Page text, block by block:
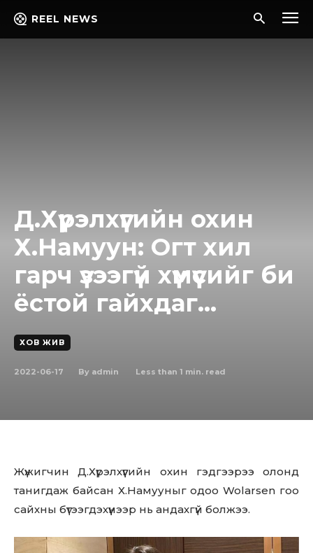
REEL NEWS
Д.Хүрэлхүүгийн охин
Х.Намуун: Огт хил
гарч үзээгүй хүмүүсийг би
ёстой гайхдаг…
ХОВ ЖИВ
2022-06-17 By admin Less than 1 min. read
Жүжигчин Д.Хүрэлхүүгийн охин гэдгээрээ олонд
танигдаж байсан Х.Намууныг одоо Wolarsen гоо
сайхны бүтээгдэхүүнээр нь андахгүй болжээ.